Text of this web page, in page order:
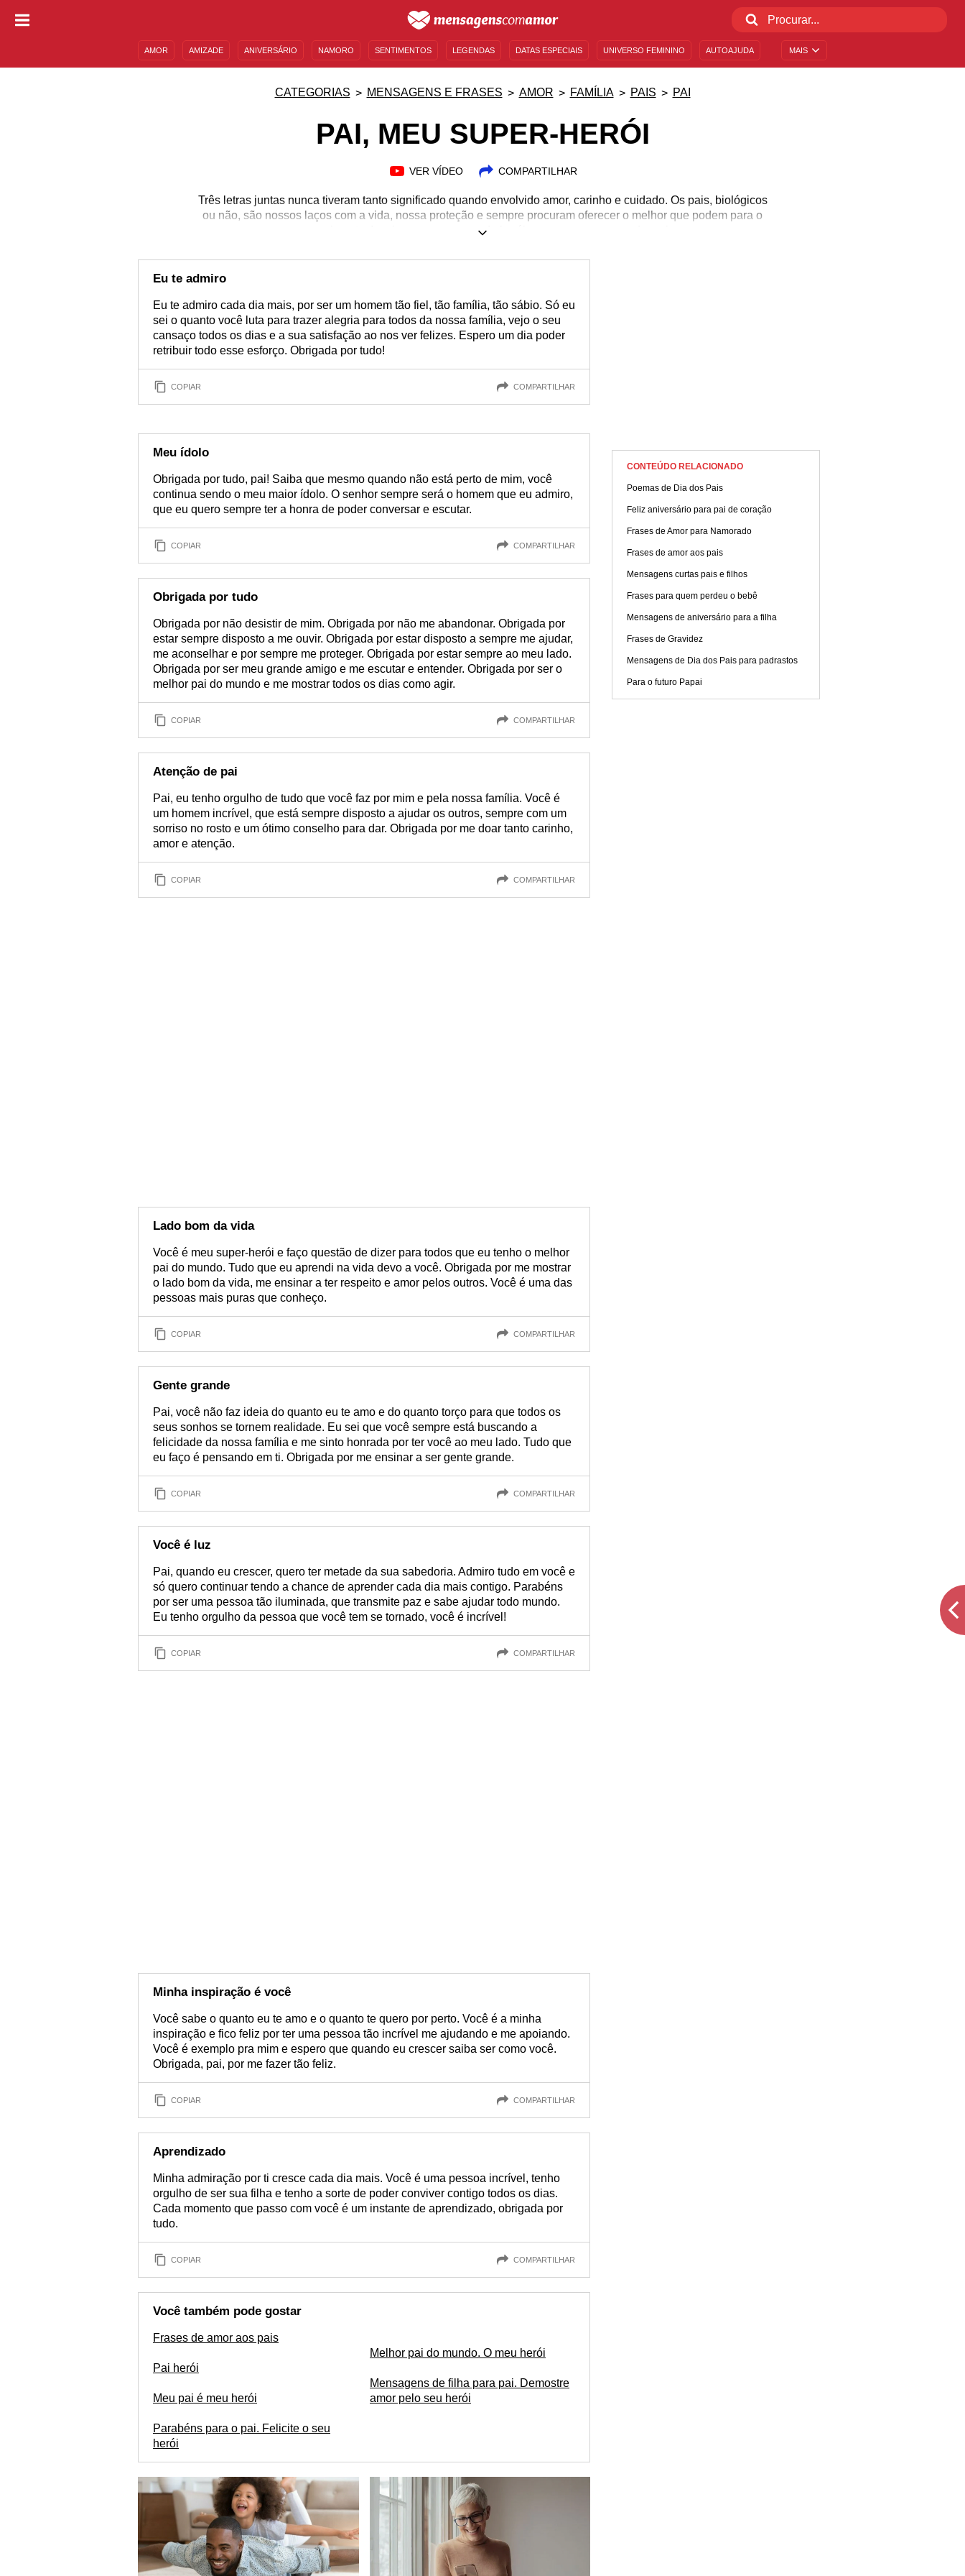
MAIS
AMOR AMIZADE ANIVERSÁRIO NAMORO SENTIMENTOS LEGENDAS DATAS ESPECIAIS UNIVERSO FEMININO AUTOAJUDA
CATEGORIAS MENSAGENS E FRASES AMOR FAMÍLIA PAIS PAI
PAI, MEU SUPER-HERÓI
VER VÍDEO COMPARTILHAR
Três letras juntas nunca tiveram tanto significado quando envolvido amor, carinho e cuidado. Os pais, biológicos
ou não, são nossos laços com a vida, nossa proteção e sempre procuram oferecer o melhor que podem para o
nosso crescimento. Inspire-se no seu grande herói e nunca se esqueça das origens.
Eu te admiro
Eu te admiro cada dia mais, por ser um homem tão fiel, tão família, tão sábio. Só eu
sei o quanto você luta para trazer alegria para todos da nossa família, vejo o seu
cansaço todos os dias e a sua satisfação ao nos ver felizes. Espero um dia poder
retribuir todo esse esforço. Obrigada por tudo!
COPIAR COMPARTILHAR
Meu ídolo
Obrigada por tudo, pai! Saiba que mesmo quando não está perto de mim, você
continua sendo o meu maior ídolo. O senhor sempre será o homem que eu admiro,
que eu quero sempre ter a honra de poder conversar e escutar.
COPIAR COMPARTILHAR
Obrigada por tudo
Obrigada por não desistir de mim. Obrigada por não me abandonar. Obrigada por
estar sempre disposto a me ouvir. Obrigada por estar disposto a sempre me ajudar,
me aconselhar e por sempre me proteger. Obrigada por estar sempre ao meu lado.
Obrigada por ser meu grande amigo e me escutar e entender. Obrigada por ser o
melhor pai do mundo e me mostrar todos os dias como agir.
COPIAR COMPARTILHAR
Atenção de pai
Pai, eu tenho orgulho de tudo que você faz por mim e pela nossa família. Você é
um homem incrível, que está sempre disposto a ajudar os outros, sempre com um
sorriso no rosto e um ótimo conselho para dar. Obrigada por me doar tanto carinho,
amor e atenção.
COPIAR COMPARTILHAR
Lado bom da vida
Você é meu super-herói e faço questão de dizer para todos que eu tenho o melhor
pai do mundo. Tudo que eu aprendi na vida devo a você. Obrigada por me mostrar
o lado bom da vida, me ensinar a ter respeito e amor pelos outros. Você é uma das
pessoas mais puras que conheço.
COPIAR COMPARTILHAR
Gente grande
Pai, você não faz ideia do quanto eu te amo e do quanto torço para que todos os
seus sonhos se tornem realidade. Eu sei que você sempre está buscando a
felicidade da nossa família e me sinto honrada por ter você ao meu lado. Tudo que
eu faço é pensando em ti. Obrigada por me ensinar a ser gente grande.
COPIAR COMPARTILHAR
Você é luz
Pai, quando eu crescer, quero ter metade da sua sabedoria. Admiro tudo em você e
só quero continuar tendo a chance de aprender cada dia mais contigo. Parabéns
por ser uma pessoa tão iluminada, que transmite paz e sabe ajudar todo mundo.
Eu tenho orgulho da pessoa que você tem se tornado, você é incrível!
COPIAR COMPARTILHAR
Minha inspiração é você
Você sabe o quanto eu te amo e o quanto te quero por perto. Você é a minha
inspiração e fico feliz por ter uma pessoa tão incrível me ajudando e me apoiando.
Você é exemplo pra mim e espero que quando eu crescer saiba ser como você.
Obrigada, pai, por me fazer tão feliz.
COPIAR COMPARTILHAR
Aprendizado
Minha admiração por ti cresce cada dia mais. Você é uma pessoa incrível, tenho
orgulho de ser sua filha e tenho a sorte de poder conviver contigo todos os dias.
Cada momento que passo com você é um instante de aprendizado, obrigada por
tudo.
COPIAR COMPARTILHAR
Você também pode gostar
Frases de amor aos pais
Pai herói
Meu pai é meu herói
Parabéns para o pai. Felicite o seu
herói
Melhor pai do mundo. O meu herói
Mensagens de filha para pai. Demostre
amor pelo seu herói
CONTEÚDO RELACIONADO
Poemas de Dia dos Pais
Feliz aniversário para pai de coração
Frases de Amor para Namorado
Frases de amor aos pais
Mensagens curtas pais e filhos
Frases para quem perdeu o bebê
Mensagens de aniversário para a filha
Frases de Gravidez
Mensagens de Dia dos Pais para padrastos
Para o futuro Papai